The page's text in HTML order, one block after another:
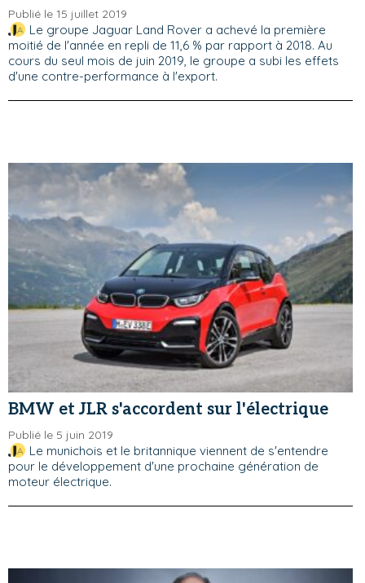
Publié le 15 juillet 2019
Le groupe Jaguar Land Rover a achevé la première
moitié de l'année en repli de 11,6 % par rapport à 2018. Au
cours du seul mois de juin 2019, le groupe a subi les effets
d'une contre-performance à l'export.
BMW et JLR s'accordent sur l'électrique
Publié le 5 juin 2019
Le munichois et le britannique viennent de s'entendre
pour le développement d'une prochaine génération de
moteur électrique.